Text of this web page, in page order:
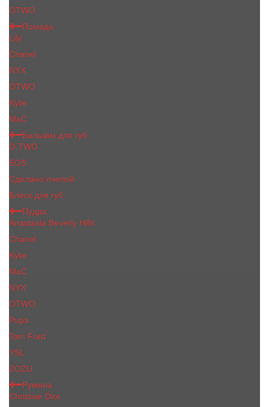
OTWO
Помада
Lily
Chanel
NYX
OTWO
Kylie
МаС
Бальзам для губ
O.TWO
EOS
Сделано пчелой
Блеск для губ
Пудра
Anastasia Beverly Hills
Chanel
Kylie
MaC
NYX
OTWO
Pupa
Tom Ford
YSL
ZOZU
Румяна
Christian Dior